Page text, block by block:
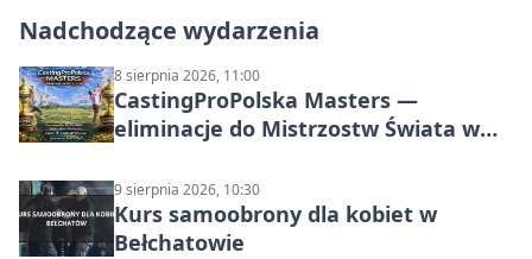
Nadchodzące wydarzenia
8 sierpnia 2026, 11:00
CastingProPolska Masters —
eliminacje do Mistrzostw Świata w
9 sierpnia 2026, 10:30
Kurs samoobrony dla kobiet w
Bełchatowie